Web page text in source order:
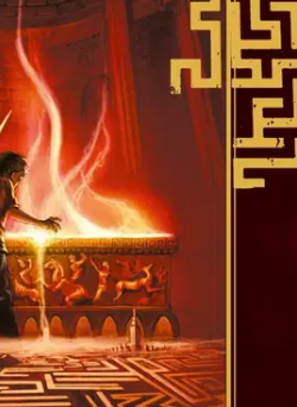
taistelee aikaa ja titaanien valtiasta
uuteen kouluun osuu
ja ylipirteiksi cheer
hirviöitä, tilanne muuttuu tukalaksi.
poliisiauton sireenit ja koulun
saa tehtäväkseen etsiä muinaisen
vilisevästä labyrintistä
maanalaisissa sokkeloissa voi
saaliiksi. Aikaa ei ole
ennen kuin titaanien valtiaan
sen avulla maanalaisia